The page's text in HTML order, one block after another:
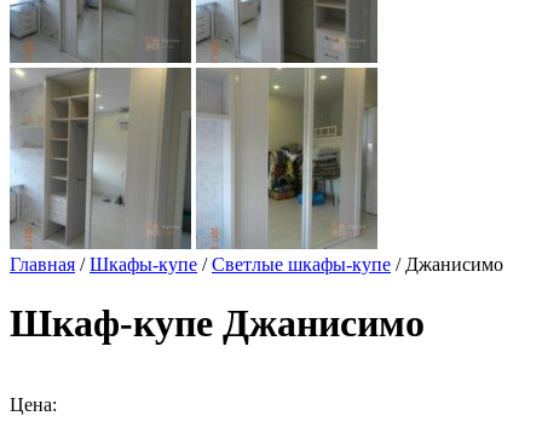
Главная /Шкафы-купе /Светлые шкафы-купе / Джанисимо
Шкаф-купе Джанисимо
Цена: